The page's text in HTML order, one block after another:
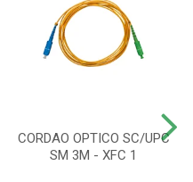
CORDAO OPTICO SC/UPC
SM 3M - XFC 1